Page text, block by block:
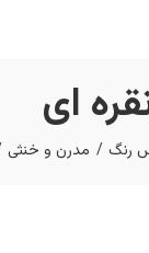
ای
رنگ مدرن و خنثی